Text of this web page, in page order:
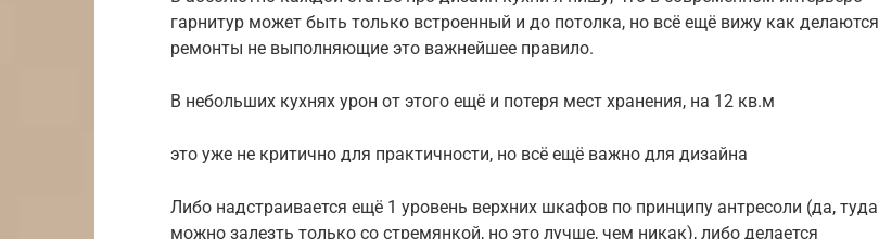
гарнитур может быть только встроенный и до потолка, но всё ещё вижу как делаются
ремонты не выполняющие это важнейшее правило.
В небольших кухнях урон от этого ещё и потеря мест хранения, на 12 кв.м
это уже не критично для практичности, но всё ещё важно для дизайна
Либо надстраивается ещё 1 уровень верхних шкафов по принципу антресоли (да, туда
можно залезть только со стремянкой, но это лучше, чем никак), либо делается